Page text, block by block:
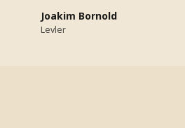
Joakim Bornold
Levler